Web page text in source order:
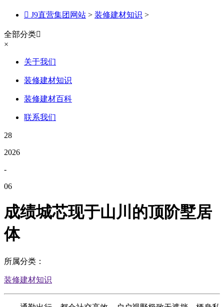
 J9直营集团网站 > 装修建材知识 >
全部分类
×
关于我们
装修建材知识
装修建材百科
联系我们
28
2026
-
06
成绩城芯现于山川的顶阶墅居
体
所属分类：
装修建材知识